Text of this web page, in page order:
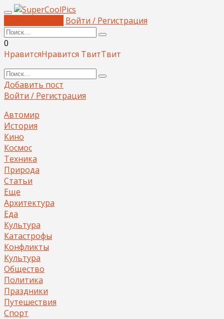
Войти / Регистрация
0
НравитсяНравится ТвитТвит
Добавить пост
Войти / Регистрация
Автомир
История
Кино
Космос
Техника
Природа
Статьи
Еще
Архитектура
Еда
Культура
Катастрофы
Конфликты
Культура
Общество
Политика
Праздники
Путешествия
Спорт